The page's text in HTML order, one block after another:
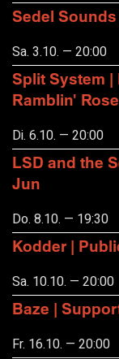
Sedel
Sa. 3.10. — 20:00
Split System |
Ramblin' Rose
Di. 6.10. — 20:00
LSD and the
Jun
Do. 8.10. — 19:30
Kodder |
Sa. 10.10. — 20:00
Baze |
Fr. 16.10. — 20:00